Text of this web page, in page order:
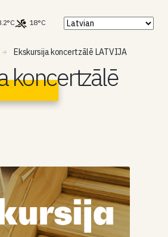
18°C
Ekskursija koncertzālē LATVIJA
koncertzālē